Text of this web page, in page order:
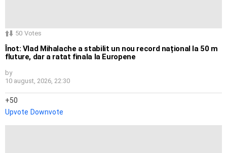
50 Votes
Înot: Vlad Mihalache a stabilit un nou record național la 50 m
fluture, dar a ratat finala la Europene
by
10 august, 2026, 22:30
50
Upvote Downvote